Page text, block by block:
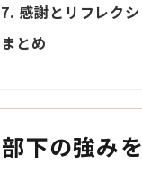
7. 感謝とリフレク
まとめ
部下の強み